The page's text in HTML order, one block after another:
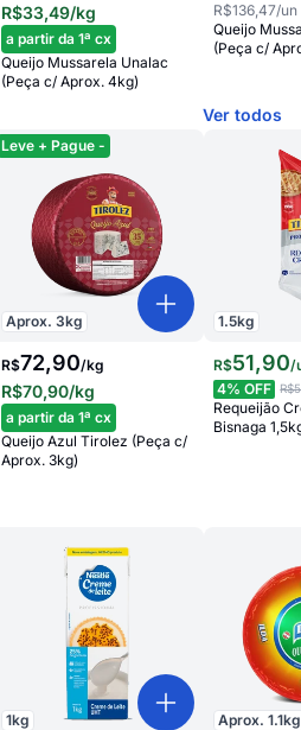
R$33,49/kg
a partir da 1ª cx
Queijo Mussarela Unalac
(Peça c/ Aprox. 4kg)
R$136,47/un
Queijo
(Peça c/
Ver todos
Aprox.3kg
Leve + Pague -
R$72,90/kg
R$70,90/kg
a partir da 1ª cx
Queijo Azul Tirolez (Peça c/
Aprox. 3kg)
1.5kg
R$51,90/
4% OFF
Requeijão
Bisnaga
1kg Aprox.1.1kg